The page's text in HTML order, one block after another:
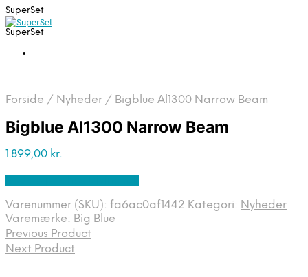
SuperSet
SuperSet
Forside / Nyheder / Bigblue Al1300 Narrow Beam
Bigblue Al1300 Narrow Beam
1.899,00 kr.
Varenummer (SKU): fa6ac0af1442 Kategori: Nyheder
Varemærke: Big Blue
Previous Product
Next Product